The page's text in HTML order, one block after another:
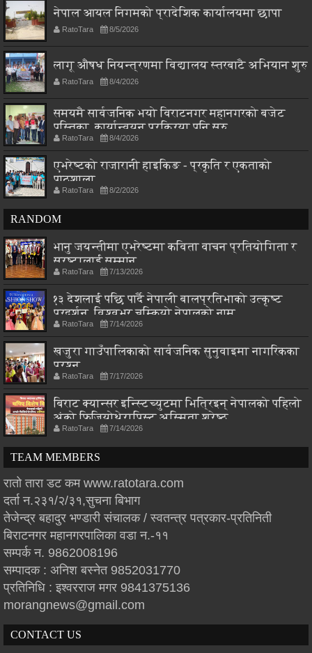
नेपाल आयल निगमको प्रादेशिक कार्यालयमा छापा
RatoTara 8/5/2026
लागू औषध नियन्त्रणमा विद्यालय स्तरबाटै अभियान शुरु
RatoTara 8/4/2026
समयमै सार्वजनिक भयो विराटनगर महानगरको बजेट
पुस्तिका, कार्यान्वयन प्रक्रिया पनि सुरु
RatoTara 8/4/2026
एभरेष्टको राजारानी हाइकिङ - प्रकृति र एकताको
पाठशाला
RatoTara 8/2/2026
RANDOM
भानु जयन्तीमा एभरेष्टमा कविता वाचन प्रतियोगिता र
स्रष्टालाई सम्मान
RatoTara 7/13/2026
१३ देशलाई पछि पार्दै नेपाली बालप्रतिभाको उत्कृष्ट
प्रदर्शन, विश्वभर चम्कियो नेपालको नाम
RatoTara 7/14/2026
खजुरा गाउँपालिकाको सार्वजनिक सुनुवाइमा नागरिकका
प्रश्न
RatoTara 7/17/2026
बिराट क्यान्सर इन्स्टिच्युटमा भित्रिइन् नेपालको पहिलो
अंको फिजियोथेरापिस्ट अस्मिता श्रेष्ठ
RatoTara 7/14/2026
TEAM MEMBERS
रातो तारा डट कम www.ratotara.com
दर्ता न.२३१/२/३१,सुचना बिभाग
तेजेन्द्र बहादुर भण्डारी संचालक / स्वतन्त्र पत्रकार-प्रतिनिती
बिराटनगर महानगरपालिका वडा न.-११
सम्पर्क न. 9862008196
सम्पादक : अनिश बस्नेत 9852031770
प्रतिनिधि : इश्वरराज मगर 9841375136
morangnews@gmail.com
CONTACT US